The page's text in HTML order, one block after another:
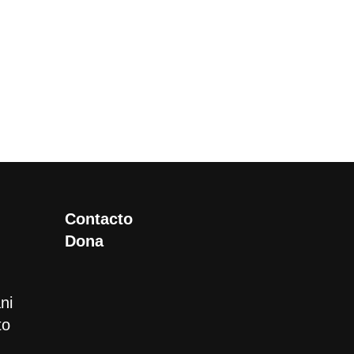
Contacto
Dona